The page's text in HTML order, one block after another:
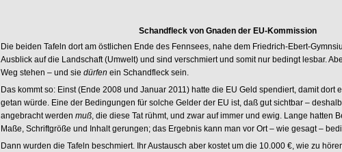
Schandfleck von Gnaden der EU-Kommission
Die beiden Tafeln dort am östlichen Ende des Fennsees, nahe dem Friedrich-Ebert-
Ausblick auf die Landschaft (Umwelt) und sind verschmiert und somit nur bedingt lesbar.
Weg stehen – und sie dürfen ein Schandfleck sein.
Das kommt so: Einst (Ende 2008 und Januar 2011) hatte die EU Geld spendiert, damit dort
getan würde. Eine der Bedingungen für solche Gelder der EU ist, daß gut sichtbar –
angebracht werden muß, die diese Tat rühmt, und zwar auf immer und ewig. Lange hatten
Maße, Schriftgröße und Inhalt gerungen; das Ergebnis kann man vor Ort – wie gesagt –
Dann wurden die Tafeln beschmiert. Ihr Austausch aber kostet um die 10.000 €, wie zu